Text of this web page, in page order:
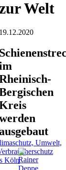
Umwelt,
Köln
Welt
19.12.2020